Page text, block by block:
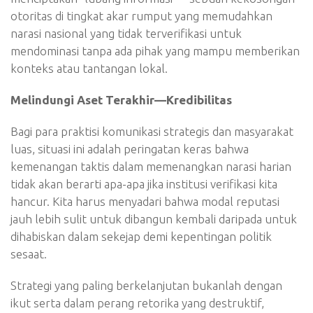
otoritas di tingkat akar rumput yang memudahkan
narasi nasional yang tidak terverifikasi untuk
mendominasi tanpa ada pihak yang mampu memberikan
konteks atau tantangan lokal.
Melindungi Aset Terakhir—Kredibilitas
Bagi para praktisi komunikasi strategis dan masyarakat
luas, situasi ini adalah peringatan keras bahwa
kemenangan taktis dalam memenangkan narasi harian
tidak akan berarti apa-apa jika institusi verifikasi kita
hancur. Kita harus menyadari bahwa modal reputasi
jauh lebih sulit untuk dibangun kembali daripada untuk
dihabiskan dalam sekejap demi kepentingan politik
sesaat.
Strategi yang paling berkelanjutan bukanlah dengan
ikut serta dalam perang retorika yang destruktif,